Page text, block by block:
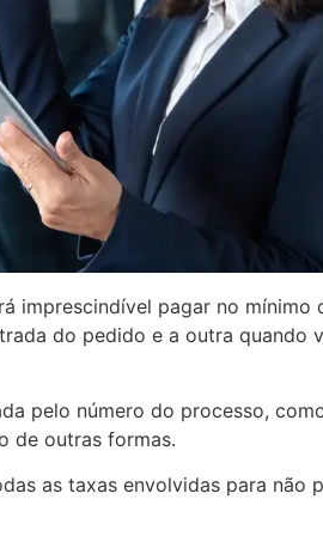
imprescindível pagar no mínimo
do pedido e a outra quando
pelo número do processo,
de outras formas.
as taxas envolvidas para não